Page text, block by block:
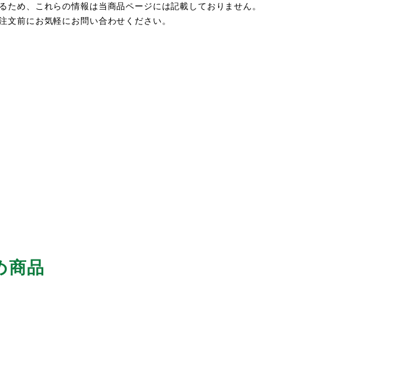
ため、これらの情報は当商品ページには記載しておりません。
文前にお気軽にお問い合わせください。
商品